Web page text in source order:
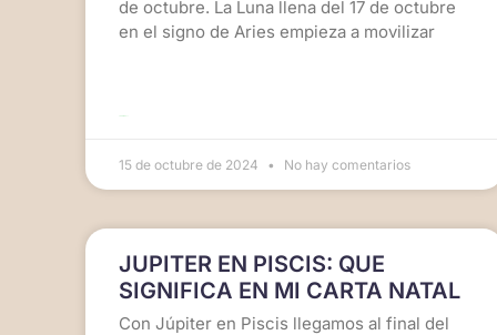
de octubre. La Luna llena del 17 de octubre
en el signo de Aries empieza a movilizar
15 de octubre de 2024 No hay comentarios
JUPITER EN PISCIS: QUE
SIGNIFICA EN MI CARTA NATAL
Con Júpiter en Piscis llegamos al final del